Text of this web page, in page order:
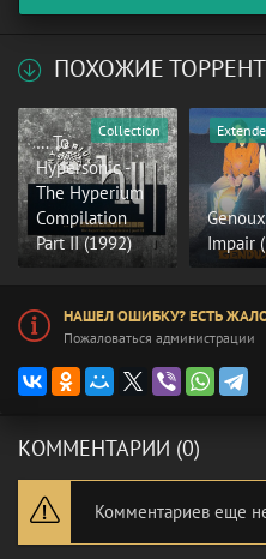
ПОХОЖИЕ
… To
Hypersonic -
The Hyperium
Compilation
Part II (1992)
Collection
Impair
НАШЕЛ ОШИБКУ? ЕСТЬ
Пожаловаться администрации
КОММЕНТАРИИ (0)
Комментариев еще